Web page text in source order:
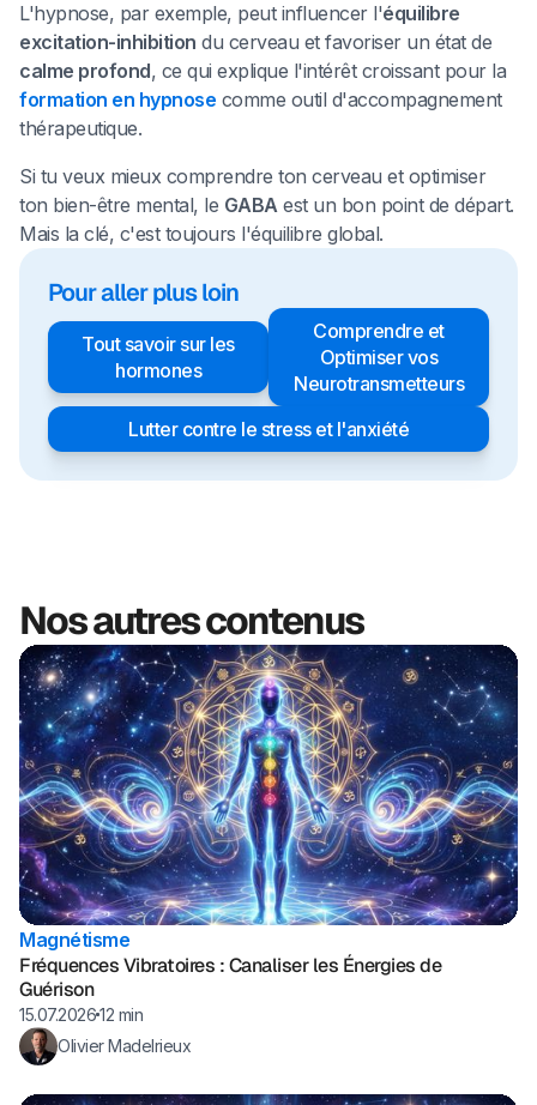
L'hypnose, par exemple, peut influencer l'équilibre
excitation-inhibition du cerveau et favoriser un état de
calme profond, ce qui explique l'intérêt croissant pour la
formation en hypnose comme outil d'accompagnement
thérapeutique.
Si tu veux mieux comprendre ton cerveau et optimiser
ton bien-être mental, le GABAest un bon point de départ.
Mais la clé, c'est toujours l'équilibre global.
Pour aller plus loin
Tout savoir sur les
hormones
Comprendre et
Optimiser vos
Neurotransmetteurs
Lutter contre le stress et l'anxiété
Nos autres contenus
Magnétisme
Fréquences Vibratoires : Canaliser les Énergies de
Guérison
15.07.202612 min
Olivier Madelrieux